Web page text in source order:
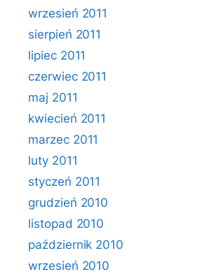
wrzesień 2011
sierpień 2011
lipiec 2011
czerwiec 2011
maj 2011
kwiecień 2011
marzec 2011
luty 2011
styczeń 2011
grudzień 2010
listopad 2010
październik 2010
wrzesień 2010